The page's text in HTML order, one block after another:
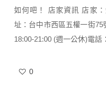
如何吧！ 店家資訊 店家
址：台中市西區五權一街75
18:00-21:00 (週一公休)電
0